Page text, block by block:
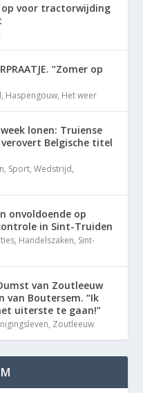
voor tractorwijding
“Zomer op
, Haspengouw, Het weer
lonen: Truiense
verovert Belgische titel
, Sport,Wedstrijd,
onvoldoende op
in Sint-Truiden
, Handelszaken, Sint-
van Zoutleeuw
van Boutersem. “Ik
uiterste te gaan!”
, Zoutleeuw